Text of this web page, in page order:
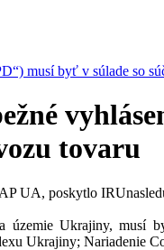
musí byť v súlade so
tovaru
UA, poskytlo
Ukrajiny, musí
Ukrajiny; Nariadenie